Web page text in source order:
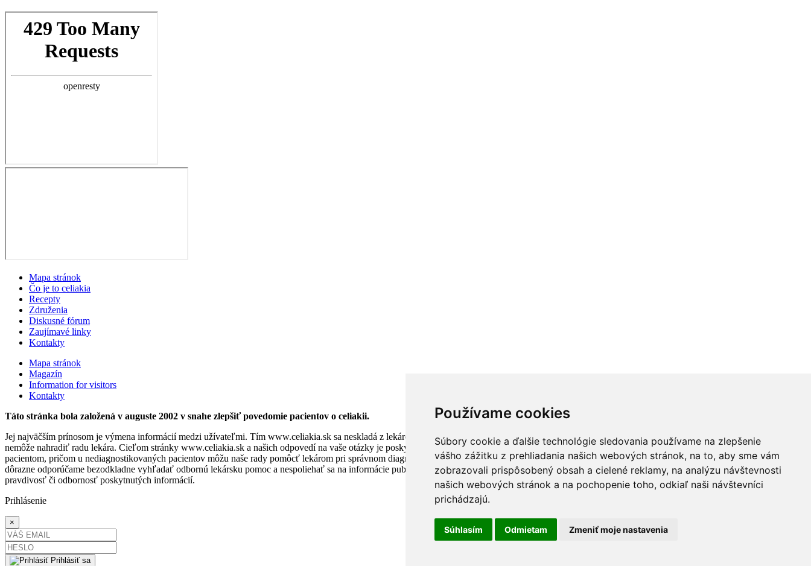
Používame cookies
Súbory cookie a ďalšie technológie sledovania používame na zlepšenie
vášho zážitku z prehliadania našich webových stránok, na to, aby sme vám
zobrazovali prispôsobený obsah a cielené reklamy, na analýzu návštevnosti
našich webových stránok a na pochopenie toho, odkiaľ naši návštevníci
prichádzajú.
Súhlasím Odmietam Zmeniť moje nastavenia
Mapa stránok
Čo je to celiakia
Recepty
Združenia
Diskusné fórum
Zaujímavé linky
Kontakty
Mapa stránok
Magazín
Information for visitors
Kontakty
Táto stránka bola založená v auguste 2002 v snahe zlepšiť povedomie pacientov o celiakii.
Jej najväčším prínosom je výmena informácií medzi užívateľmi. Tím www.celiakia.sk sa neskladá z lekárov ani iných zdravotníckych pracovníkov. Akákoľvek rada poskytnutá na stránke www.celiakia.sk
nemôže nahradiť radu lekára. Cieľom stránky www.celiakia.sk a našich odpovedí na vaše otázky je poskytnúť čo možno najpresnejšie informácie o chorobe tak diagnostikovaným ako aj nediagnostikovaným
pacientom, pričom u nediagnostikovaných pacientov môžu naše rady pomôcť lekárom pri správnom diagnostikovaní choroby.V prípade, že pozorujete akékoľvek príznaky alebo ťažkosti neznámeho pôvodu,
dôrazne odporúčame bezodkladne vyhľadať odbornú lekársku pomoc a nespoliehať sa na informácie publikované na stránke www.celiakia.sk. Tím www.celiakia.sk nenesie žiadnu zodpovednosť za správnosť,
pravdivosť či odbornosť poskytnutých informácií.
Prihlásenie
×
Prihlásiť sa